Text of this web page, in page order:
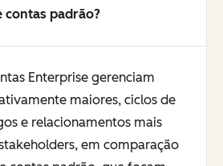
contas padrão?
Enterprise gerenciam
maiores, ciclos de
e relacionamentos mais
em comparação